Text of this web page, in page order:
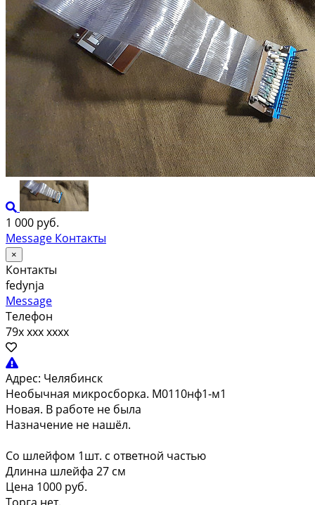
1 000 руб.
Message Контакты
×
Контакты
fedynja
Message
Телефон
79x xxx xxxx
Адрес: Челябинск
Необычная микросборка. М0110нф1-м1
Новая. В работе не была
Назначение не нашёл.
Со шлейфом 1шт. с ответной частью
Длинна шлейфа 27 см
Цена 1000 руб.